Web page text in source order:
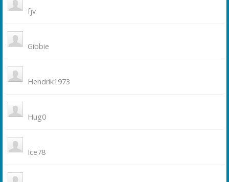
fjv
Gibbie
Hendrik1973
Hug0
Ice78